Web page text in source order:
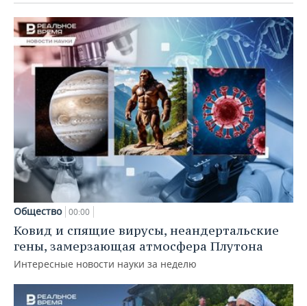
Общество 00:00
Ковид и спящие вирусы, неандертальские
гены, замерзающая атмосфера Плутона
Интересные новости науки за неделю